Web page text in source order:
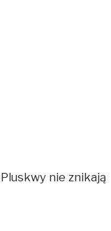
nie znikają